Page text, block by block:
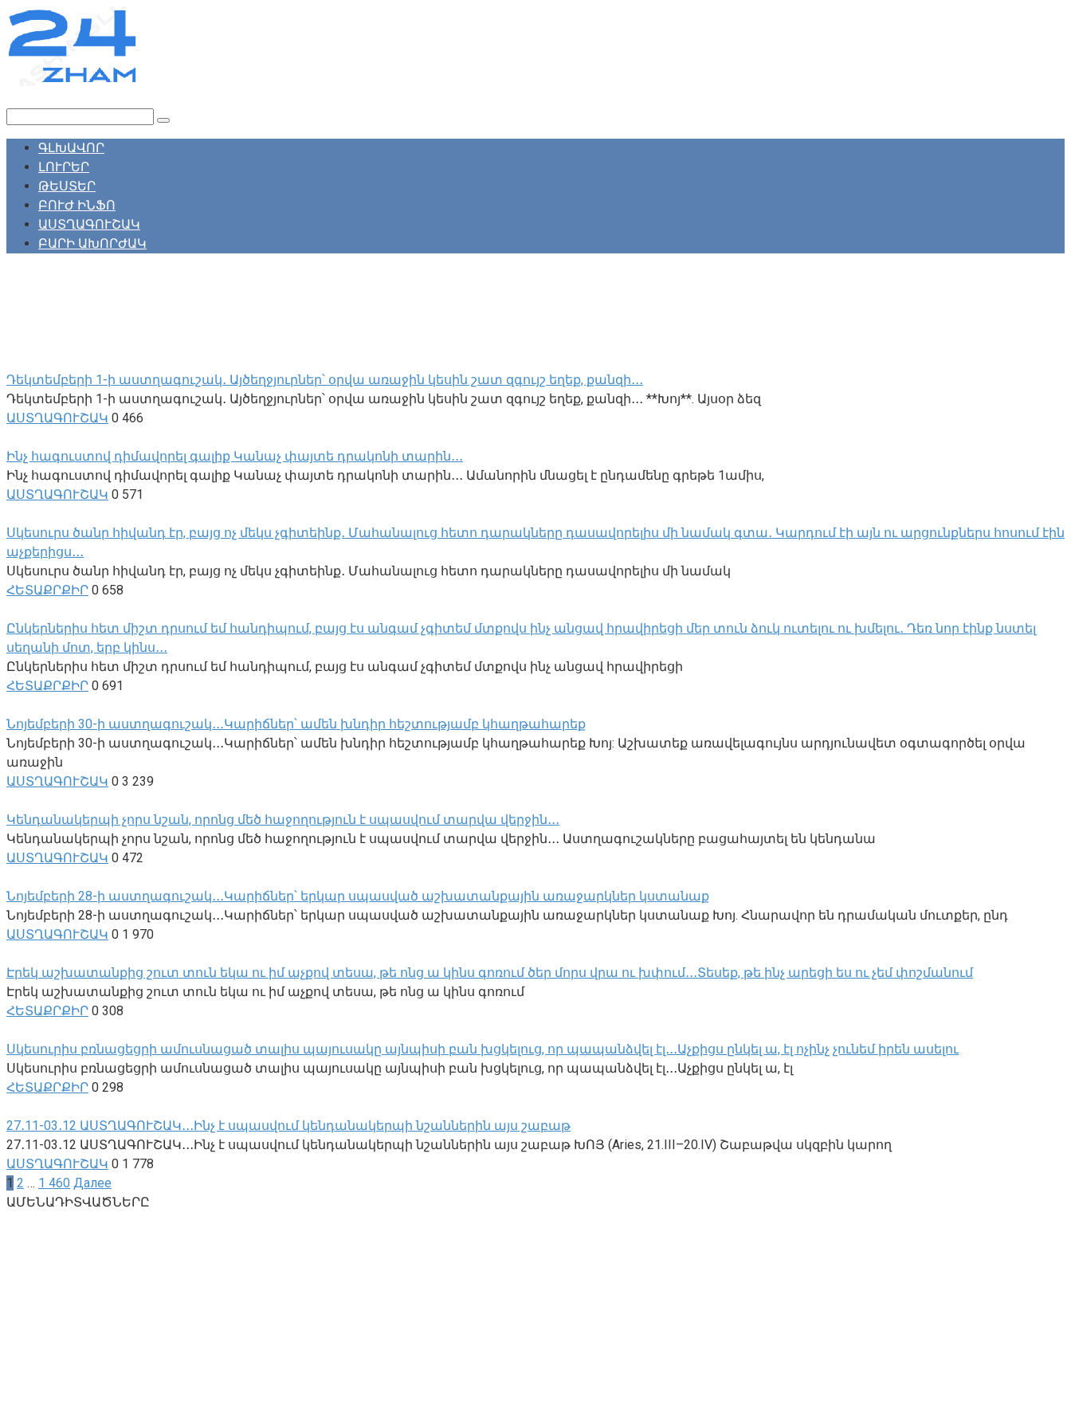
Перейти
контенту
ԳԼԽԱՎՈՐ
ԼՈՒՐԵՐ
ԹԵՍՏԵՐ
ԲՈՒԺ ԻՆՖՈ
ԱՍՏՂԱԳՈՒՇԱԿ
ԲԱՐԻ ԱԽՈՐԺԱԿ
Դեկտեմբերի 1-ի աստղագուշակ․ Այծեղջյուրներ՝ օրվա առաջին կեսին շատ զգույշ եղեք, քանզի․․․
Դեկտեմբերի 1-ի աստղագուշակ․ Այծեղջյուրներ՝ օրվա առաջին կեսին շատ զգույշ եղեք, քանզի․․․ **Խոյ**. Այսօր ձեզ
ԱՍՏՂԱԳՈՒՇԱԿ 0 466
Ինչ հագուստով դիմավորել գալիք Կանաչ փայտե դրակոնի տարին․․․
Ինչ հագուստով դիմավորել գալիք Կանաչ փայտե դրակոնի տարին․․․ Ամանորին մնացել է ընդամենը գրեթե 1ամիս,
ԱՍՏՂԱԳՈՒՇԱԿ 0 571
Սկեսուրս ծանր հիվանդ էր, բայց ոչ մեկս չգիտեինք․ Մահանալուց հետո դարակները դասավորելիս մի նամակ գտա․ Կարդում էի այն ու արցունքներս հոսում էին
աչքերիցս․․․
Սկեսուրս ծանր հիվանդ էր, բայց ոչ մեկս չգիտեինք․ Մահանալուց հետո դարակները դասավորելիս մի նամակ
ՀԵՏԱՔՐՔԻՐ 0 658
Ընկերներիս հետ միշտ դրսում եմ հանդիպում, բայց էս անգամ չգիտեմ մտքովս ինչ անցավ հրավիրեցի մեր տուն ձուկ ուտելու ու խմելու․ Դեռ նոր էինք նստել
սեղանի մոտ, երբ կինս․․․
Ընկերներիս հետ միշտ դրսում եմ հանդիպում, բայց էս անգամ չգիտեմ մտքովս ինչ անցավ հրավիրեցի
ՀԵՏԱՔՐՔԻՐ 0 691
Նոյեմբերի 30-ի աստղագուշակ․․․Կարիճներ՝ ամեն խնդիր հեշտությամբ կհաղթահարեք
Նոյեմբերի 30-ի աստղագուշակ․․․Կարիճներ՝ ամեն խնդիր հեշտությամբ կհաղթահարեք Խոյ: Աշխատեք առավելագույնս արդյունավետ օգտագործել օրվա
առաջին
ԱՍՏՂԱԳՈՒՇԱԿ 0 3 239
Կենդանակերպի չորս նշան, որոնց մեծ հաջողություն է սպասվում տարվա վերջին․․․
Կենդանակերպի չորս նշան, որոնց մեծ հաջողություն է սպասվում տարվա վերջին․․․ Աստղագուշակները բացահայտել են կենդանա
ԱՍՏՂԱԳՈՒՇԱԿ 0 472
Նոյեմբերի 28-ի աստղագուշակ․․․Կարիճներ՝ երկար սպասված աշխատանքային առաջարկներ կստանաք
Նոյեմբերի 28-ի աստղագուշակ․․․Կարիճներ՝ երկար սպասված աշխատանքային առաջարկներ կստանաք Խոյ. Հնարավոր են դրամական մուտքեր, ընդ
ԱՍՏՂԱԳՈՒՇԱԿ 0 1 970
Էրեկ աշխատանքից շուտ տուն եկա ու իմ աչքով տեսա, թե ոնց ա կինս գոռում ծեր մորս վրա ու խփում․․․Տեսեք, թե ինչ արեցի ես ու չեմ փոշմանում
Էրեկ աշխատանքից շուտ տուն եկա ու իմ աչքով տեսա, թե ոնց ա կինս գոռում
ՀԵՏԱՔՐՔԻՐ 0 308
Սկեսուրիս բռնացեցրի ամուսնացած տալիս պայուսակը այնպիսի բան խցկելուց, որ պապանձվել էլ․․․Աչքիցս ընկել ա, էլ ոչինչ չունեմ իրեն ասելու
Սկեսուրիս բռնացեցրի ամուսնացած տալիս պայուսակը այնպիսի բան խցկելուց, որ պապանձվել էլ․․․Աչքիցս ընկել ա, էլ
ՀԵՏԱՔՐՔԻՐ 0 298
27․11-03․12 ԱՍՏՂԱԳՈՒՇԱԿ․․․Ինչ է սպասվում կենդանակերպի նշաններին այս շաբաթ
27․11-03․12 ԱՍՏՂԱԳՈՒՇԱԿ․․․Ինչ է սպասվում կենդանակերպի նշաններին այս շաբաթ ԽՈՅ (Aries, 21.III–20.IV) Շաբաթվա սկզբին կարող
ԱՍՏՂԱԳՈՒՇԱԿ 0 1 778
Навигация
по
1 2 … 1 460 Далее
ԱՄԵՆԱԴԻՏՎԱԾՆԵՐԸ